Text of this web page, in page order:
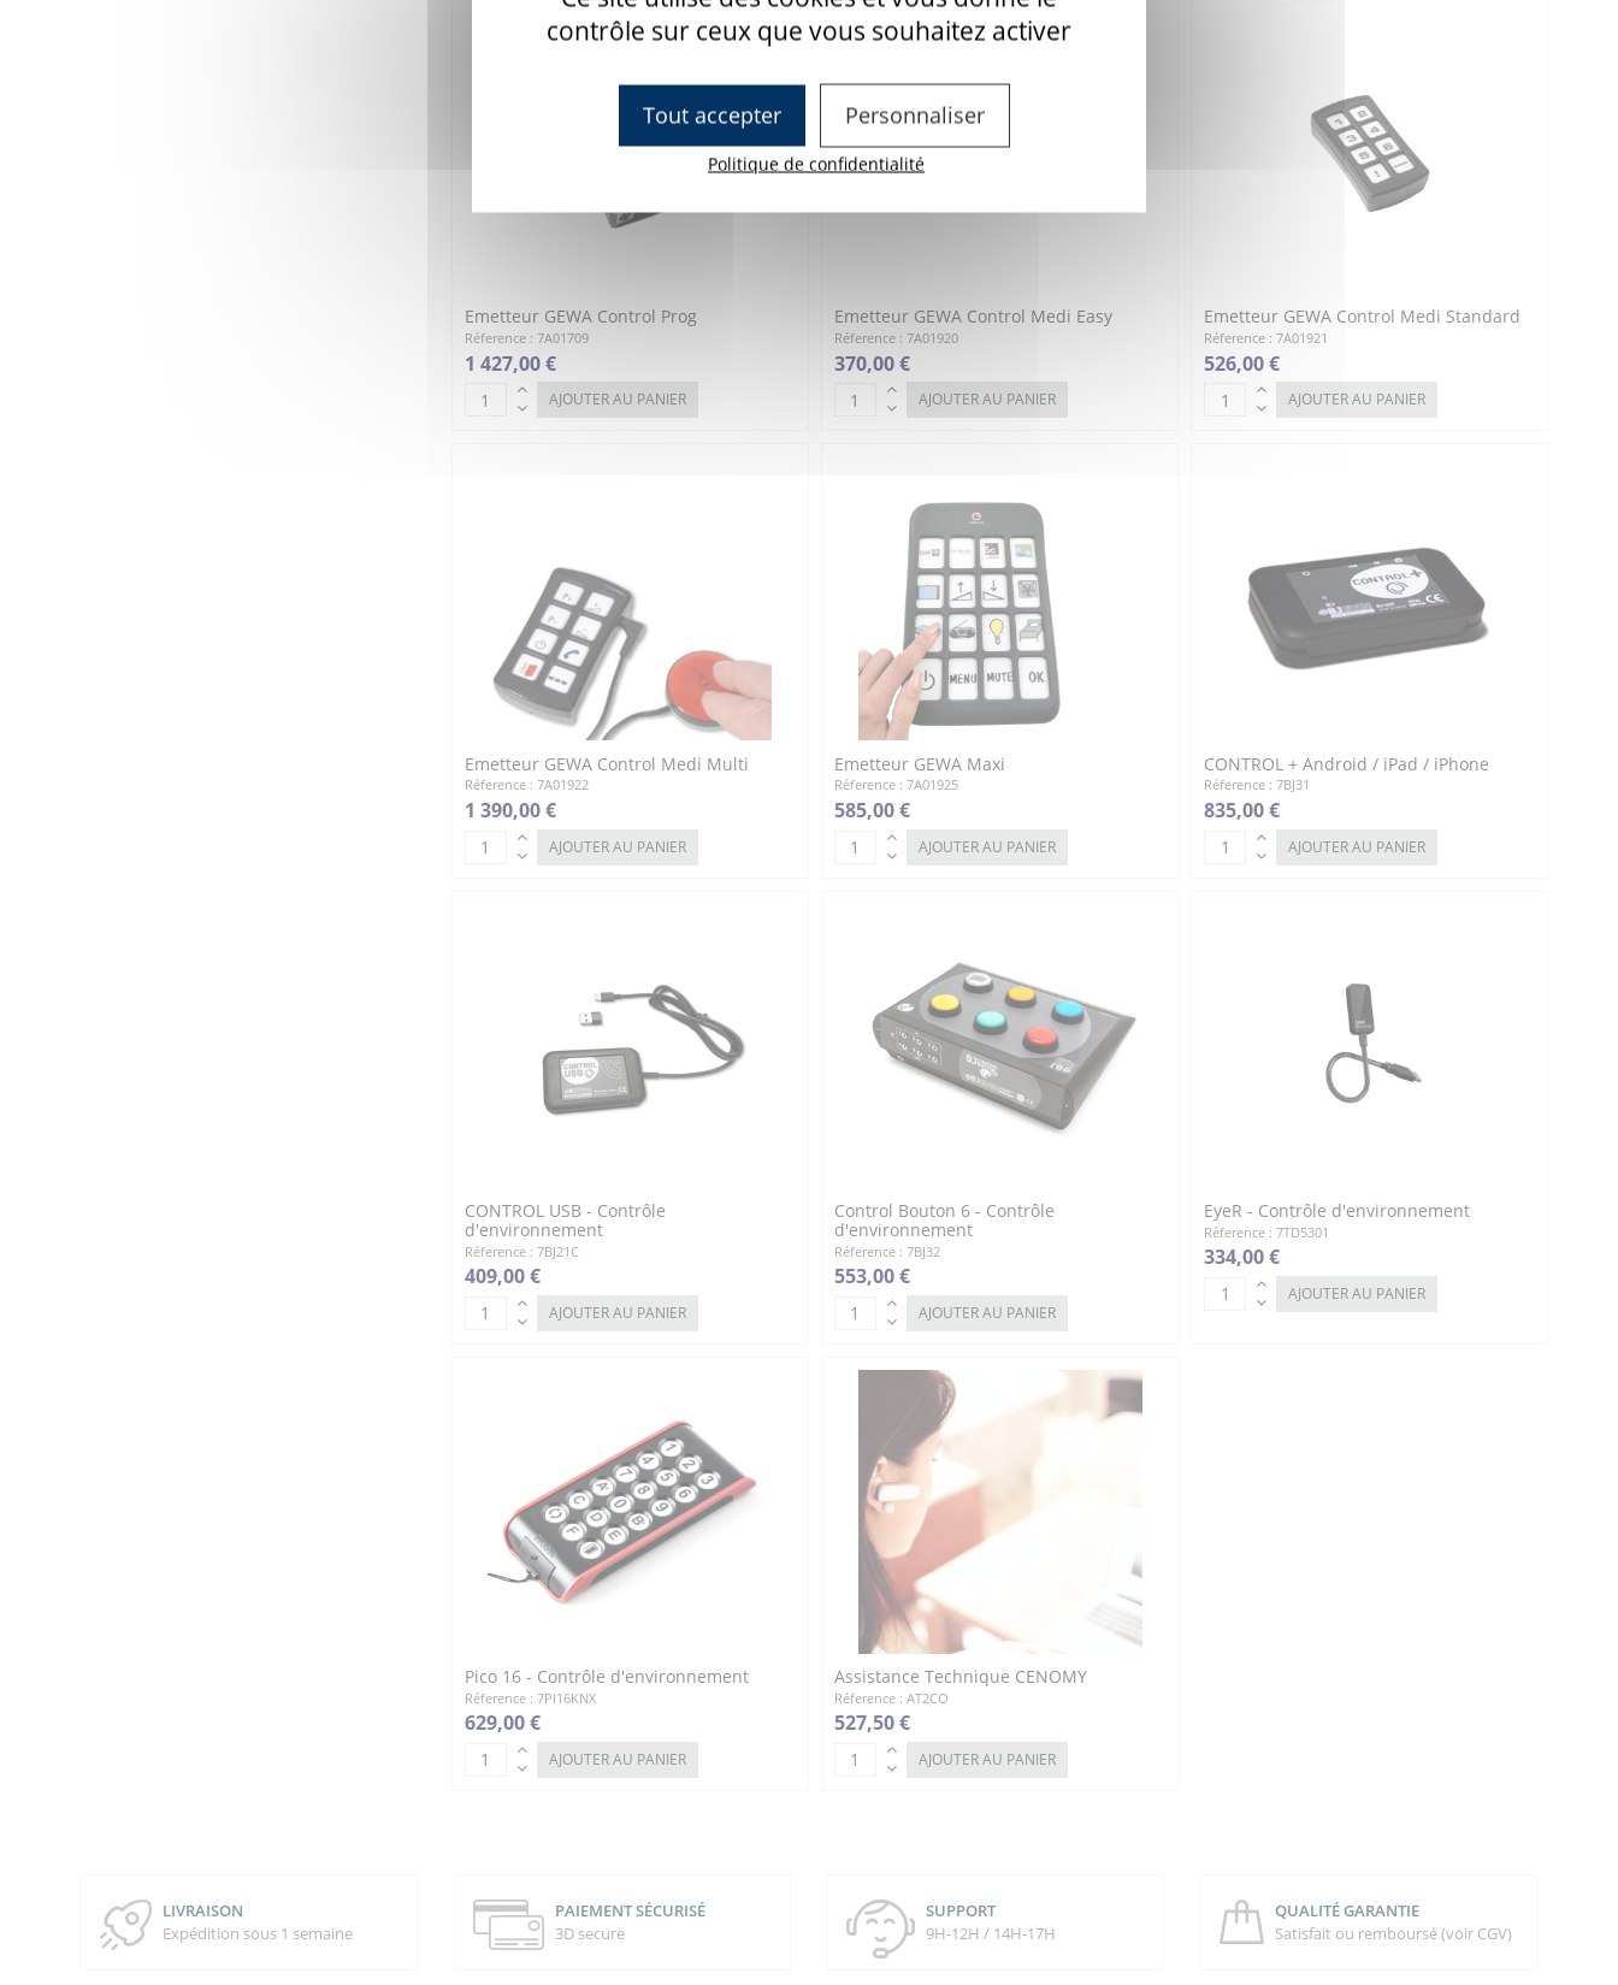
Emetteur GEWA Control Prog
Réference : 7A01709
1 427,00 €
AJOUTER AU PANIER
Emetteur GEWA Control Medi Easy
Réference : 7A01920
370,00 €
AJOUTER AU PANIER
Emetteur GEWA Control Medi Standard
Réference : 7A01921
526,00 €
AJOUTER AU PANIER
Emetteur GEWA Control Medi Multi
Réference : 7A01922
1 390,00 €
AJOUTER AU PANIER
Emetteur GEWA Maxi
Réference : 7A01925
585,00 €
AJOUTER AU PANIER
CONTROL + Android / iPad / iPhone
Réference : 7BJ31
835,00 €
AJOUTER AU PANIER
CONTROL USB - Contrôle
d'environnement
Réference : 7BJ21C
409,00 €
AJOUTER AU PANIER
Control Bouton 6 - Contrôle
d'environnement
Réference : 7BJ32
553,00 €
AJOUTER AU PANIER
EyeR - Contrôle d'environnement
Réference : 7TD5301
334,00 €
AJOUTER AU PANIER
Pico 16 - Contrôle d'environnement
Réference : 7PI16KNX
629,00 €
AJOUTER AU PANIER
Assistance Technique CENOMY
Réference : AT2CO
527,50 €
AJOUTER AU PANIER
LIVRAISON
Expédition sous 1 semaine
PAIEMENT SÉCURISÉ
3D secure
SUPPORT
9H-12H / 14H-17H
QUALITÉ GARANTIE
Satisfait ou remboursé (voir CGV)
contrôle sur ceux que vous souhaitez activer
Tout accepter Personnaliser
Politique de confidentialité